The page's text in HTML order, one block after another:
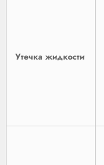
Утечка жидкости